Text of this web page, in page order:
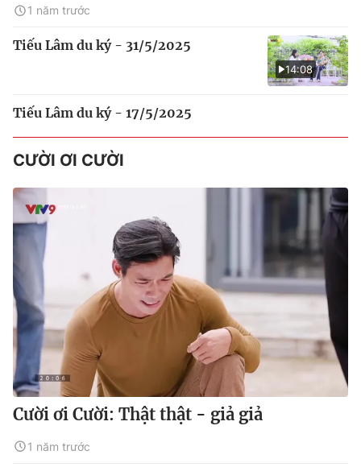
1 năm trước
14:08
Tiếu Lâm du ký - 31/5/2025
Tiếu Lâm du ký - 17/5/2025
CƯỜI ƠI CƯỜI
Cười ơi Cười: Thật thật - giả giả
1 năm trước